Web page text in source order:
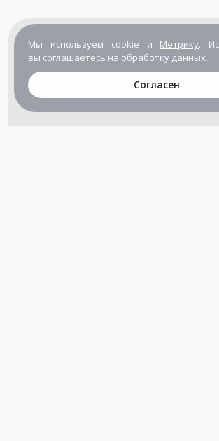
Мы используем cookie и Метрику.
вы соглашаетесь на обработку данных.
Согласен